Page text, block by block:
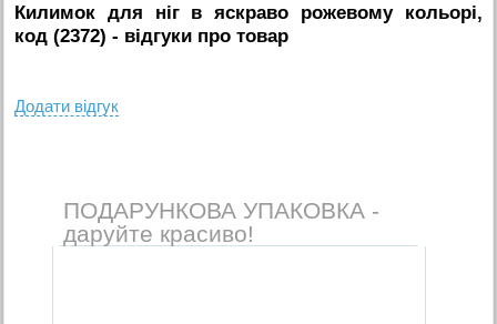
Килимок для ніг в яскраво рожевому кольорі,
код (2372) - вiдгуки про товар
Додати вiдгук
ПОДАРУНКОВА УПАКОВКА -
даруйте красиво!